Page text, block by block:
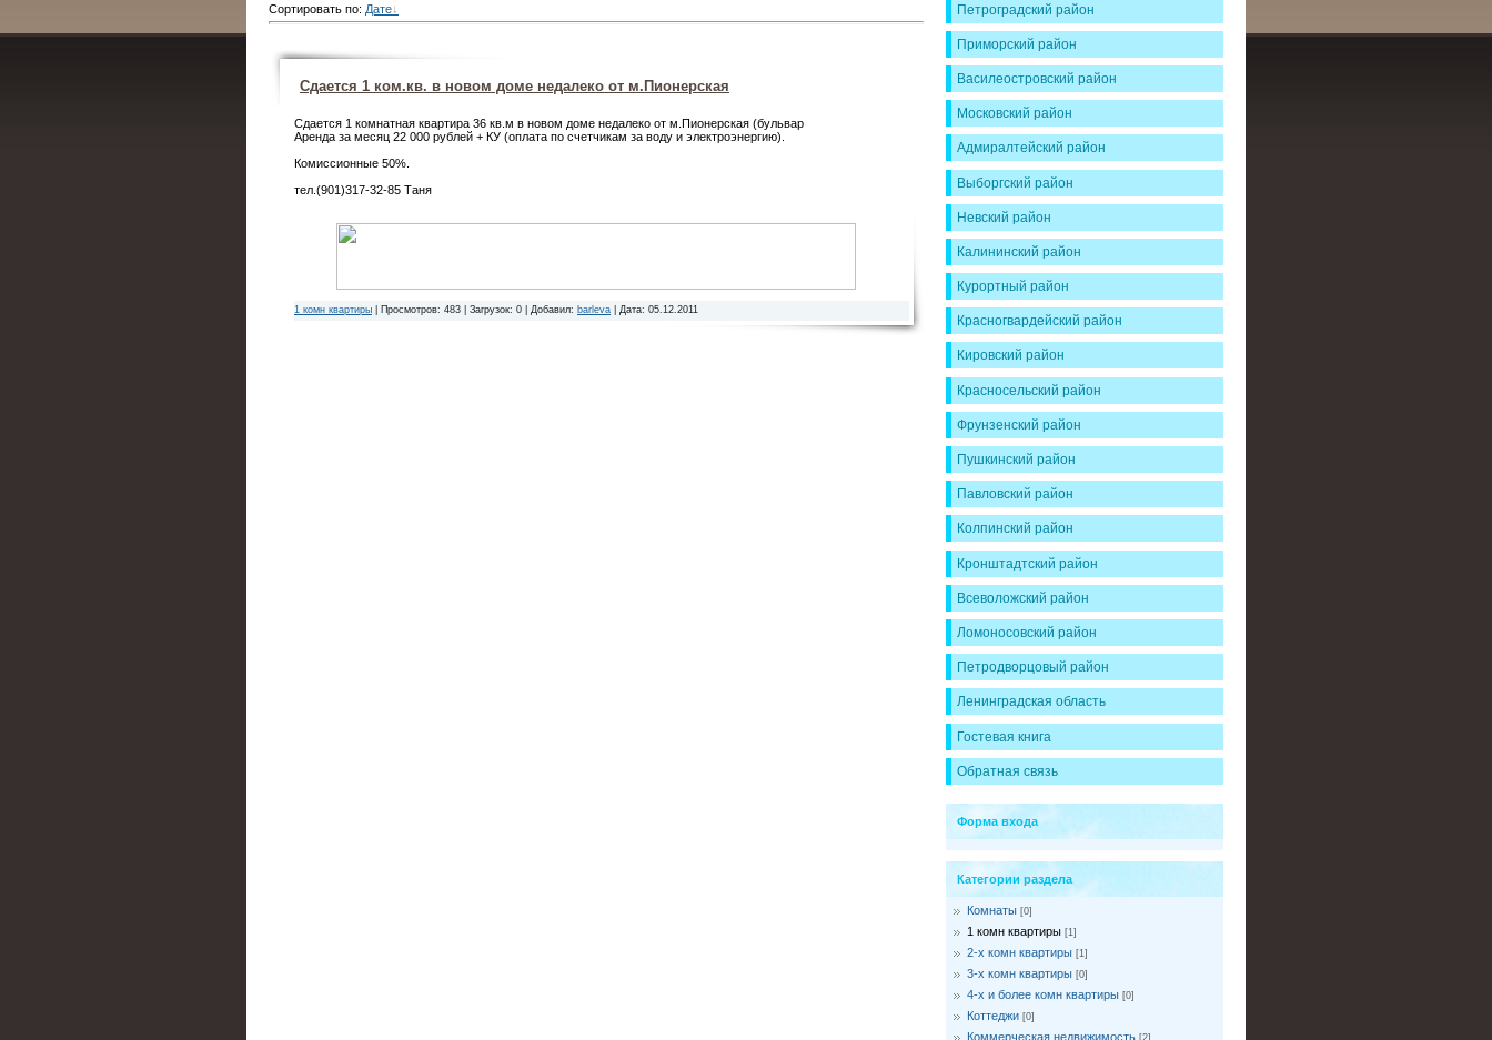
Сортировать по: Дате
Сдается 1 ком.кв. в новом доме недалеко от м.Пионерская
Сдается 1 комнатная квартира 36 кв.м в новом доме недалеко от м.Пионерская (бульвар
Аренда за месяц 22 000 рублей + КУ (оплата по счетчикам за воду и электроэнергию).
Комиссионные 50%.
тел.(901)317-32-85 Таня
1 комн квартиры Просмотров: 483 Загрузок: 0 Добавил: barleva Дата: 05.12.2011
Петроградский район
Приморский район
Василеостровский район
Московский район
Адмиралтейский район
Выборгский район
Невский район
Калининский район
Курортный район
Красногвардейский район
Кировский район
Красносельский район
Фрунзенский район
Пушкинский район
Павловский район
Колпинский район
Кронштадтский район
Всеволожский район
Ломоносовский район
Петродворцовый район
Ленинградская область
Гостевая книга
Обратная связь
Форма входа
Категории раздела
Комнаты [0]
1 комн квартиры [1]
2-х комн квартиры [1]
3-х комн квартиры [0]
4-х и более комн квартиры [0]
Коттеджи [0]
Коммерческая недвижимость [2]